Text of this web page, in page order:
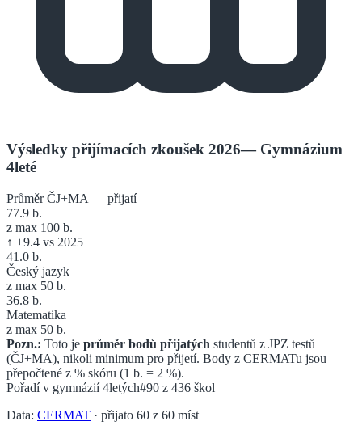
Výsledky přijímacích zkoušek 2026— Gymnázium
4leté
Průměr ČJ+MA — přijatí
77.9 b.
z max 100 b.
↑ +9.4 vs 2025
41.0 b.
Český jazyk
z max 50 b.
36.8 b.
Matematika
z max 50 b.
Pozn.: Toto je průměr bodů přijatých studentů z JPZ testů
(ČJ+MA), nikoli minimum pro přijetí. Body z CERMATu jsou
přepočtené z % skóru (1 b. = 2 %).
Pořadí v gymnázií 4letých#90 z 436 škol
Data: CERMAT · přijato 60 z 60 míst